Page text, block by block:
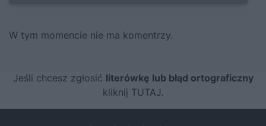
W tym momencie nie ma komentrzy.
Jeśli chcesz zgłosić literówkę lub błąd ortograficzny
kliknij TUTAJ.